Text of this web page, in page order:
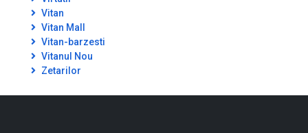
Vitan
Vitan Mall
Vitan-barzesti
Vitanul Nou
Zetarilor